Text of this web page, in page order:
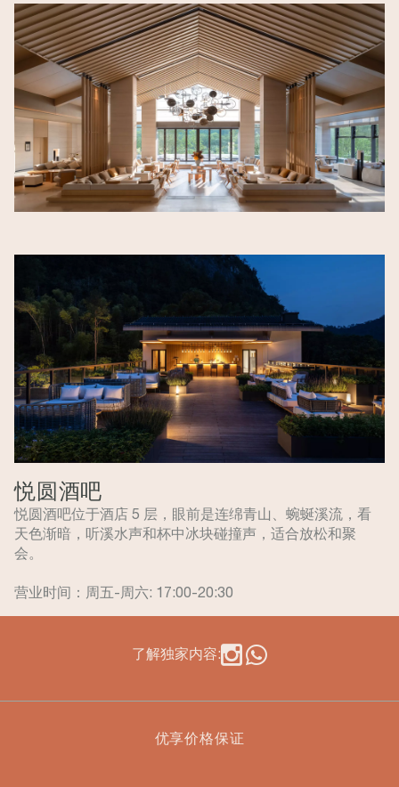
Image
悦圆酒吧
悦圆酒吧位于酒店 5 层，眼前是连绵青山、蜿蜒溪流，看
天色渐暗，听溪水声和杯中冰块碰撞声，适合放松和聚
会。
营业时间：周五-周六: 17:00-20:30
了解独家内容:
优享价格保证